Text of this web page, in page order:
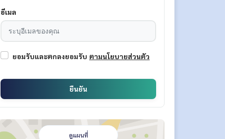
อีเมล
ยอมรับและตกลงยอมรับ ตามนโยบายส่วนตัว
ยืนยัน
ดูแผนที่